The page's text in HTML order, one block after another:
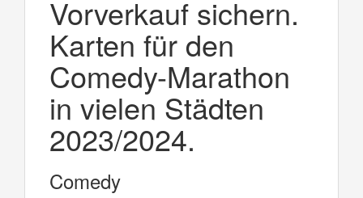
Vorverkauf sichern.
Karten für den
Comedy-Marathon
in vielen Städten
2023/2024.
Comedy